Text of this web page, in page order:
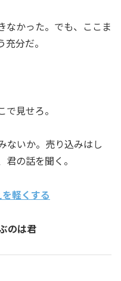
なかった。でも、ここま
分だ。
見せろ。
ないか。売り込みはし
の話を聞く。
軽くする
のは君